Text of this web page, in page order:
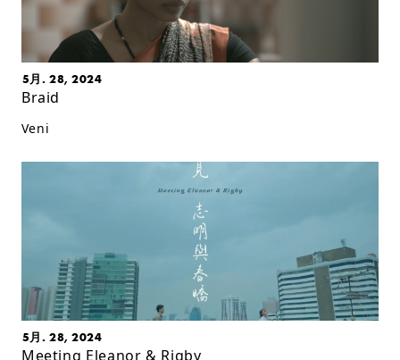
5月. 28, 2024
Braid
Veni
5月. 28, 2024
Meeting Eleanor & Rigby